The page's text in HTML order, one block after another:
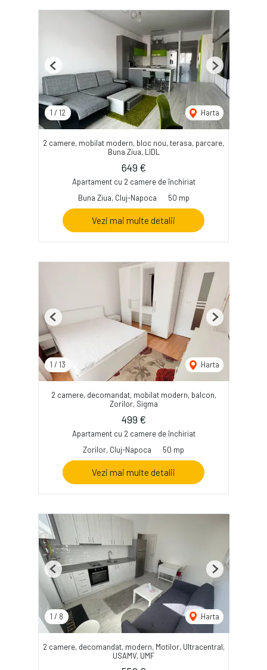
1 / 12 Harta
Previous Next
2 camere, mobilat modern, bloc nou, terasa, parcare,
Buna Ziua, LIDL
649 €
Apartament cu 2 camere de închiriat
Buna Ziua, Cluj-Napoca
50 mp
Vezi mai multe detalii
1 / 13 Harta
Previous Next
2 camere, decomandat, mobilat modern, balcon,
Zorilor, Sigma
499 €
Apartament cu 2 camere de închiriat
Zorilor, Cluj-Napoca
50 mp
Vezi mai multe detalii
1 / 8 Harta
Previous Next
2 camere, decomandat, modern, Motilor, Ultracentral,
USAMV, UMF